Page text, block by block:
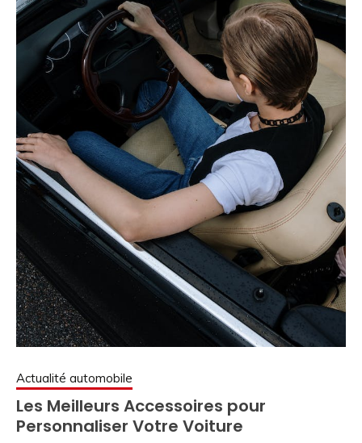
Actualité automobile
Les Meilleurs Accessoires pour
Personnaliser Votre Voiture